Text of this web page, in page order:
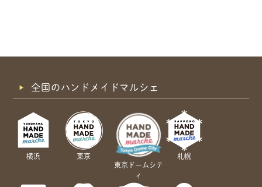
全国のハンドメイドマルシェ
横浜
東京
東京ドームシテ
ィ
札幌